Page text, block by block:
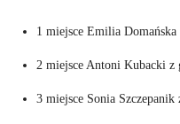
1 miejsce Emilia
2 miejsce Antoni Kubacki z
3 miejsce Sonia